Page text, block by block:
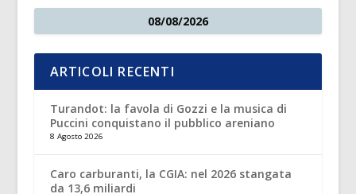
08/08/2026
ARTICOLI RECENTI
Turandot: la favola di Gozzi e la musica di
Puccini conquistano il pubblico areniano
8 Agosto 2026
Caro carburanti, la CGIA: nel 2026 stangata
da 13,6 miliardi